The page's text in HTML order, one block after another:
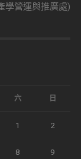
學營運與推廣處)
六 日
1 2
8 9